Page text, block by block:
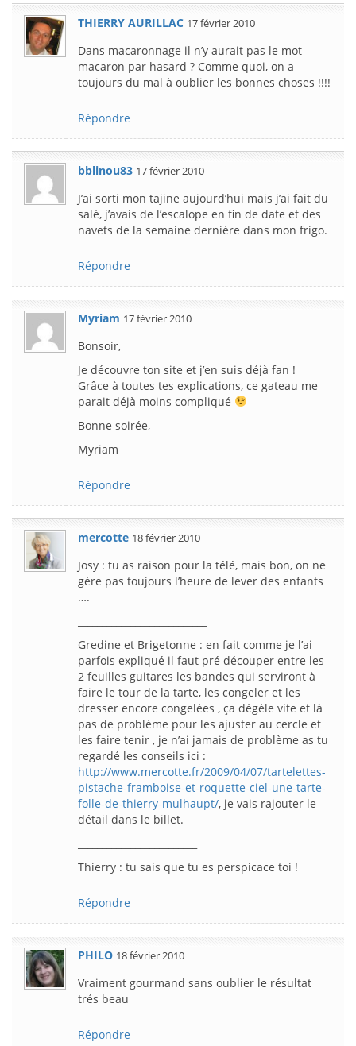
THIERRY AURILLAC 17 février 2010
Dans macaronnage il n’y aurait pas le mot
macaron par hasard ? Comme quoi, on a
toujours du mal à oublier les bonnes choses !!!!
Répondre
bblinou83 17 février 2010
J’ai sorti mon tajine aujourd’hui mais j’ai fait du
salé, j’avais de l’escalope en fin de date et des
navets de la semaine dernière dans mon frigo.
Répondre
Myriam 17 février 2010
Bonsoir,
Je découvre ton site et j’en suis déjà fan !
Grâce à toutes tes explications, ce gateau me
parait déjà moins compliqué
Bonne soirée,
Myriam
Répondre
mercotte 18 février 2010
Josy : tu as raison pour la télé, mais bon, on ne
gère pas toujours l’heure de lever des enfants
….
Gredine et Brigetonne : en fait comme je l’ai
parfois expliqué il faut pré découper entre les
2 feuilles guitares les bandes qui serviront à
faire le tour de la tarte, les congeler et les
dresser encore congelées , ça dégèle vite et là
pas de problème pour les ajuster au cercle et
les faire tenir , je n’ai jamais de problème as tu
regardé les conseils ici :
http://www.mercotte.fr/2009/04/07/tartelettes-
pistache-framboise-et-roquette-ciel-une-tarte-
folle-de-thierry-mulhaupt/, je vais rajouter le
détail dans le billet.
Thierry : tu sais que tu es perspicace toi !
Répondre
PHILO 18 février 2010
Vraiment gourmand sans oublier le résultat
trés beau
Répondre